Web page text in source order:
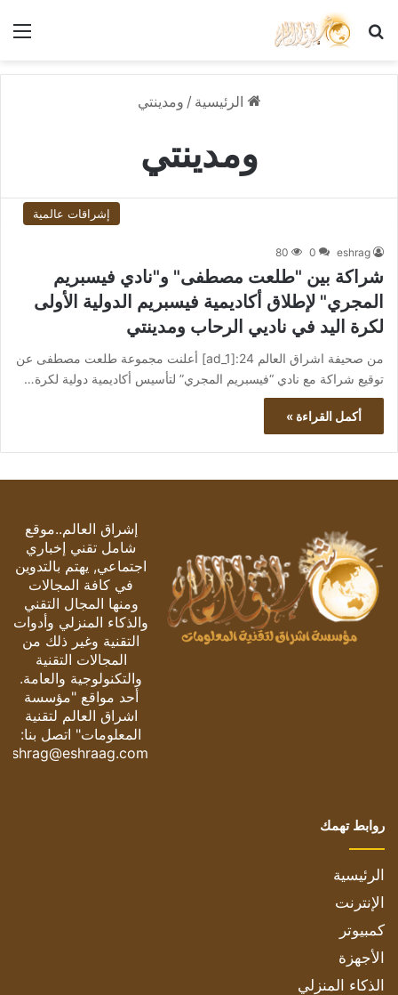
بحث عن
الرئيسية / ومدينتي
ومدينتي
إشراقات عالمية
eshrag
0
80
شراكة بين "طلعت مصطفى" و"نادي فيسبريم
المجري" لإطلاق أكاديمية فيسبريم الدولية الأولى
لكرة اليد في ناديي الرحاب ومدينتي
من صحيفة اشراق العالم 24:[ad_1] أعلنت مجموعة طلعت مصطفى عن
توقيع شراكة مع نادي “فيسبريم المجري” لتأسيس أكاديمية دولية لكرة…
أكمل القراءة »
إشراق العالم..موقع
شامل تقني إخباري
اجتماعي, يهتم بالتدوين
في كافة المجالات
ومنها المجال التقني
والذكاء المنزلي وأدوات
التقنية وغير ذلك من
المجالات التقنية
والتكنولوجية والعامة.
أحد مواقع "مؤسسة
اشراق العالم لتقنية
المعلومات" اتصل بنا:
eshrag@eshraag.com
روابط تهمك
الرئيسية
الإنترنت
كمبيوتر
الأجهزة
الذكاء المنزلي